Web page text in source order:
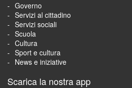
Governo
Servizi al cittadino
Servizi sociali
Scuola
Cultura
Sport e cultura
News e iniziative
Scarica la nostra app